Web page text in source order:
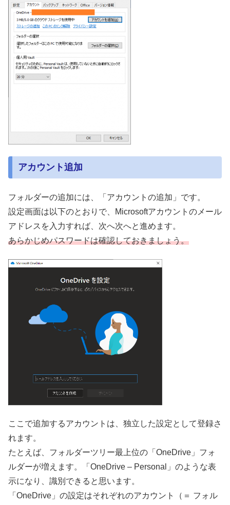
アカウント追加
フォルダーの追加には、「アカウントの追加」です。
設定画面は以下のとおりで、Microsoftアカウントのメール
アドレスを入力すれば、次へ次へと進めます。
あらかじめパスワードは確認しておきましょう。
ここで追加するアカウントは、独立した設定として登録さ
れます。
たとえば、フォルダーツリー最上位の「OneDrive」フォ
ルダーが増えます。「OneDrive – Personal」のような表
示になり、識別できると思います。
「OneDrive」の設定はそれぞれのアカウント（＝ フォル